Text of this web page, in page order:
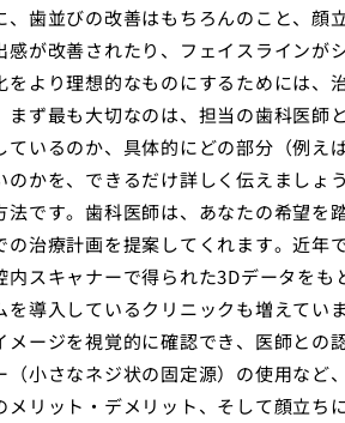
歯並びの改善はもちろんのこと、顔
が改善されたり、フェイスラインが
をより理想的なものにするためには、
まず最も大切なのは、担当の歯科医師
ているのか、具体的にどの部分（例え
のかを、できるだけ詳しく伝えましょ
法です。歯科医師は、あなたの希望を
治療計画を提案してくれます。近年
内スキャナーで得られた3Dデータを
を導入しているクリニックも増えて
メージを視覚的に確認でき、医師との
小さなネジ状の固定源）の使用など
メリット・デメリット、そして顔立